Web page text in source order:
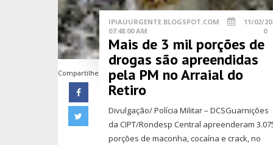
Compartilhe
IPIAUURGENTE.BLOGSPOT.COM
11/02/
07:48:00 AM
0
Mais de 3 mil porções de
drogas são apreendidas
pela PM no Arraial do
Retiro
Divulgação/ Polícia Militar – DCSGuarnições
da CIPT/Rondesp Central apreenderam
porções de maconha, cocaína e crack, no